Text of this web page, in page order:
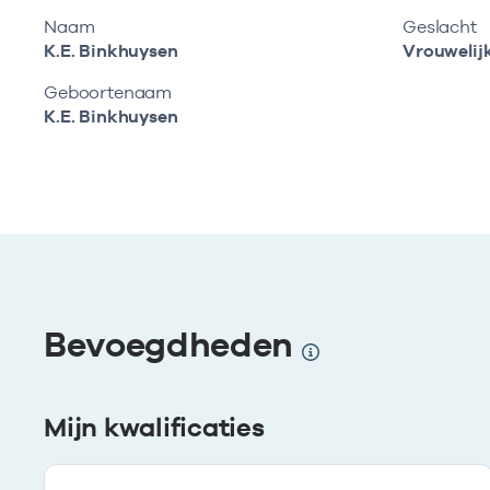
Naam
K.E. Binkhuysen
Geboortenaam
K.E. Binkhuysen
Geslacht
Bevoegdheden
Mijn kwalificaties